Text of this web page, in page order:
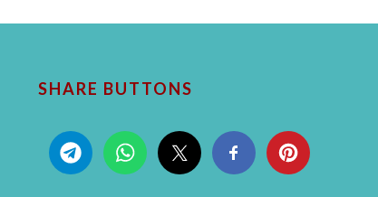
SHARE BUTTONS